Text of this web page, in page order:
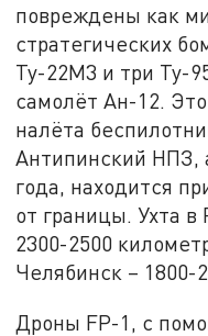
повреждены как
стратегических
Ту-22М3 и три Ту-
самолёт Ан-12.
налёта
Антипинский НПЗ,
года, находится
от границы. Ухта в
2300-2500
Челябинск – 1800-
Дроны FP-1, с